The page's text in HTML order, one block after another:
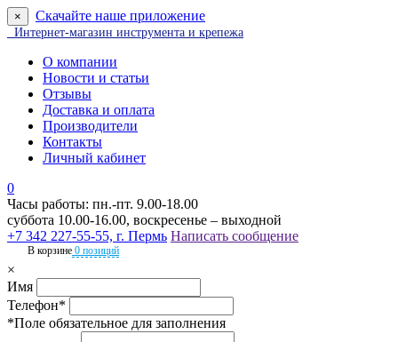
× Скачайте наше приложение
Интернет-магазин инструмента и крепежа
О компании
Новости и статьи
Отзывы
Доставка и оплата
Производители
Контакты
Личный кабинет
0
Часы работы: пн.-пт. 9.00-18.00
суббота 10.00-16.00, воскресенье – выходной
+7 342 227-55-55, г. Пермь Написать сообщение
В корзине 0 позиций
×
Имя
Телефон*
*Поле обязательное для заполнения